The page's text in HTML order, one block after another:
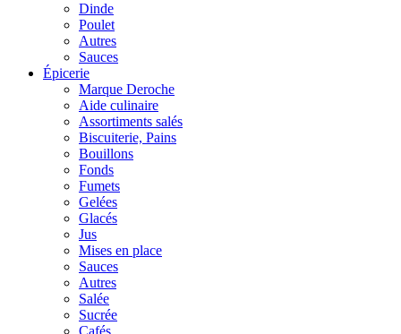
Dinde
Poulet
Autres
Sauces
Épicerie
Marque Deroche
Aide culinaire
Assortiments salés
Biscuiterie, Pains
Bouillons
Fonds
Fumets
Gelées
Glacés
Jus
Mises en place
Sauces
Autres
Salée
Sucrée
Cafés